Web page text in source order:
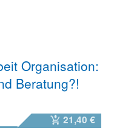
Organisation:
Beratung?!
21,40 €